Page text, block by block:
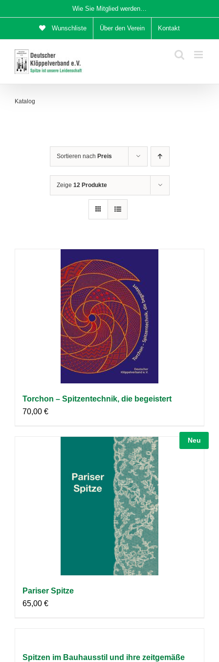
Inhalt
Wie Sie Mitglied werden…
Wunschliste Über den Verein Kontakt
Katalog
Sortieren nach Preis
Zeige 12 Produkte
Torchon – Spitzentechnik, die begeistert
70,00 €
Neu
Pariser Spitze
65,00 €
Spitzen im Bauhausstil und ihre zeitgemäße